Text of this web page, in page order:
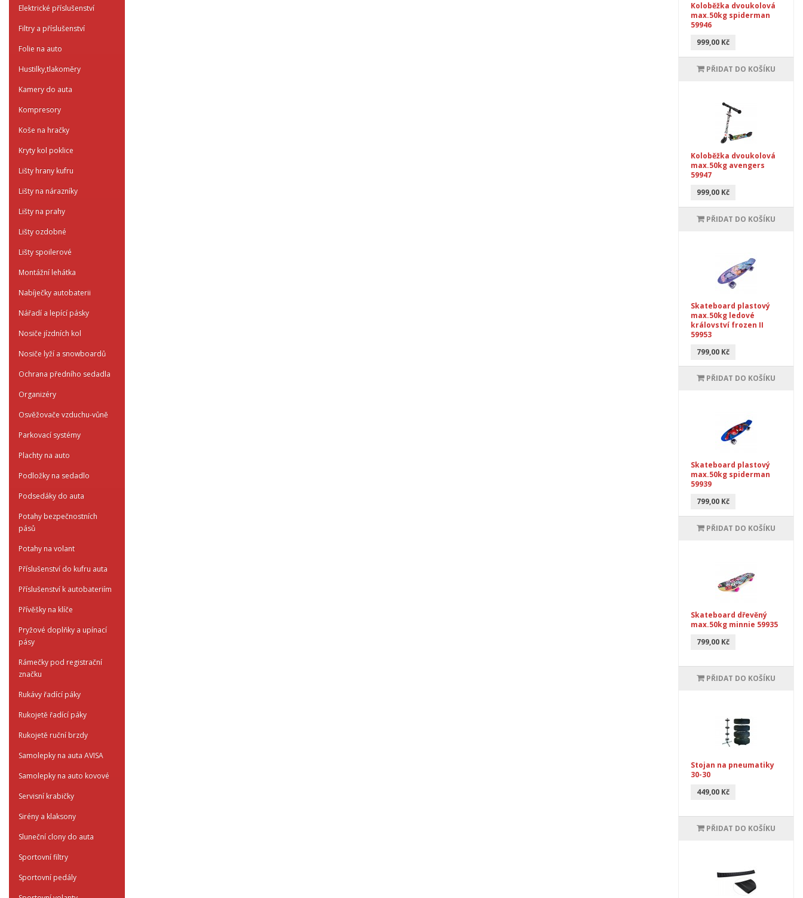
Elektrické příslušenství
Filtry a příslušenství
Folie na auto
Hustilky,tlakoměry
Kamery do auta
Kompresory
Koše na hračky
Kryty kol poklice
Lišty hrany kufru
Lišty na nárazníky
Lišty na prahy
Lišty ozdobné
Lišty spoilerové
Montážní lehátka
Nabíječky autobaterii
Nářadí a lepící pásky
Nosiče jízdních kol
Nosiče lyží a snowboardů
Ochrana předního sedadla
Organizéry
Osvěžovače vzduchu-vůně
Parkovací systémy
Plachty na auto
Podložky na sedadlo
Podsedáky do auta
Potahy bezpečnostních
pásů
Potahy na volant
Příslušenství do kufru auta
Příslušenství k autobateriím
Přívěšky na klíče
Pryžové doplňky a upínací
pásy
Rámečky pod registrační
značku
Rukávy řadící páky
Rukojetě řadící páky
Rukojetě ruční brzdy
Samolepky na auta AVISA
Samolepky na auto kovové
Servisní krabičky
Sirény a klaksony
Sluneční clony do auta
Sportovní filtry
Sportovní pedály
Koloběžka dvoukolová
max.50kg spiderman
59946
999,00 Kč
PŘIDAT DO KOŠÍKU
Koloběžka dvoukolová
max.50kg avengers
59947
999,00 Kč
PŘIDAT DO KOŠÍKU
Skateboard plastový
max.50kg ledové
království frozen II
59953
799,00 Kč
PŘIDAT DO KOŠÍKU
Skateboard plastový
max.50kg spiderman
59939
799,00 Kč
PŘIDAT DO KOŠÍKU
Skateboard dřevěný
max.50kg minnie 59935
799,00 Kč
PŘIDAT DO KOŠÍKU
Stojan na pneumatiky
30-30
449,00 Kč
PŘIDAT DO KOŠÍKU